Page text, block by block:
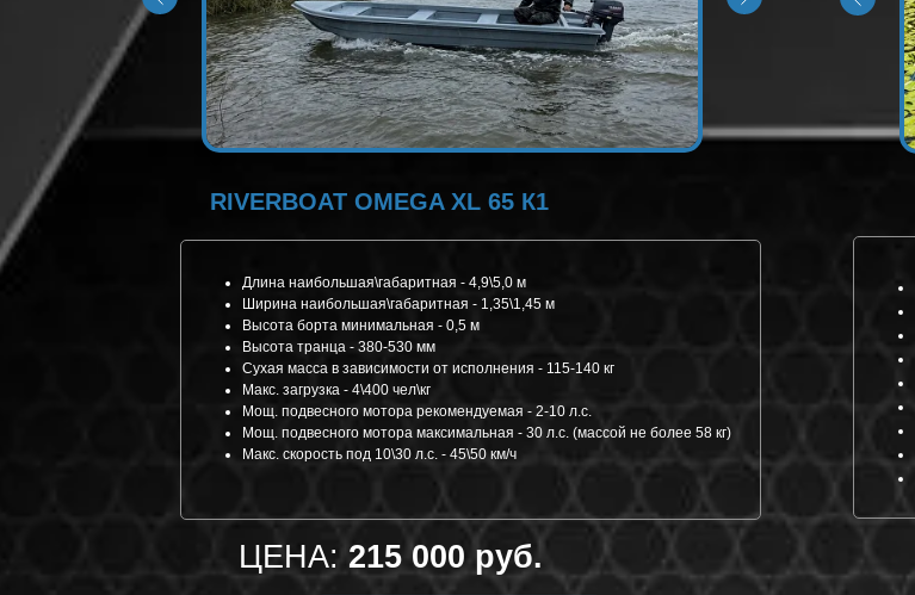
ЦЕНА:215 000 руб.
RIVERBOAT OMEGA XL 65 К1
Длина наибольшая\габаритная - 4,9\5,0 м
Ширина наибольшая\габаритная - 1,35\1,45 м
Высота борта минимальная - 0,5 м
Высота транца - 380-530 мм
Сухая масса в зависимости от исполнения - 115-140 кг
Макс. загрузка - 4\400 чел\кг
Мощ. подвесного мотора рекомендуемая - 2-10 л.с.
Мощ. подвесного мотора максимальная - 30 л.с. (массой не более 58 кг)
Макс. скорость под 10\30 л.с. - 45\50 км/ч